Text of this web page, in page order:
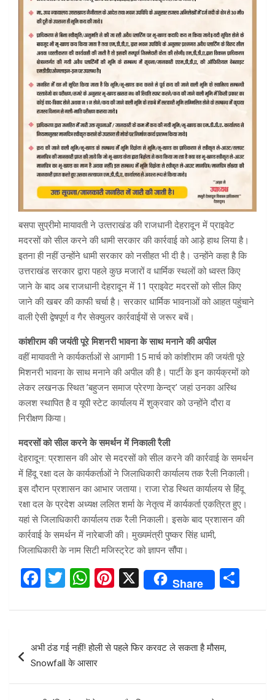
बसपा सुप्रीमो मायावती ने उत्‍तराखंड की राजधानी देहरादून में प्राइवेट
मदरसों को सील करने की धामी सरकार की कार्रवाई को आड़े हाथ लिया है।
इतना ही नहीं उन्‍होंने धामी सरकार को नसीहत भी दी है। उन्‍होंने कहा है कि
उत्तराखंड सरकार द्वारा पहले कुछ मजारों व धार्मिक स्थलों को ध्वस्त किए
जाने के बाद अब राजधानी देहरादून में 11 प्राइवेट मदरसों को सील किए
जाने की खबर की काफी चर्चा है। सरकार धार्मिक भावनाओं को आहत पहुंचाने
वाली ऐसी द्वेषपूर्ण व गैर सेक्युलर कार्रवाईयों से जरूर बचें।
कांशीराम की जयंती पूरे मिशनरी भावना के साथ मनाने की अपील
वहीं मायावती ने कार्यकर्ताओं से आगामी 15 मार्च को कांशीराम की जयंती पूरे
मिशनरी भावना के साथ मनाने की अपील की है। पार्टी के इन कार्यक्रमों को
लेकर लखनऊ स्थित ’बहुजन समाज प्रेरणा केन्द्र’ जहां उनका अस्थि
कलश स्थापित है व यूपी स्टेट कार्यालय में शुक्रवार को उन्‍होंने दौरा व
निरीक्षण किया।
मदरसों को सील करने के समर्थन में निकाली रैली
देहरादून: प्रशासन की ओर से मदरसों को सील करने की कार्रवाई के समर्थन
में हिंदू रक्षा दल के कार्यकर्ताओं ने जिलाधिकारी कार्यालय तक रैली निकाली।
इस दौरान प्रशासन का आभार जताया। राजा रोड स्थित कार्यालय से हिंदू
रक्षा दल के प्रदेश अध्यक्ष ललित शर्मा के नेतृत्व में कार्यकर्ता एकत्रित हुए।
यहां से जिलाधिकारी कार्यालय तक रैली निकाली। इसके बाद प्रशासन की
कार्रवाई के समर्थन में नारेबाजी की। मुख्यमंत्री पुष्कर सिंह धामी,
जिलाधिकारी के नाम सिटी मजिस्ट्रेट को ज्ञापन सौंपा।
F
ce
b
o
T
tt
er
W
at
s
A
Pi
er
es
t
X Share
ar
navigation
अभी ठंड गई नहीं! होली से पहले फिर करवट ले सकता है मौसम,
Snowfall के आसार